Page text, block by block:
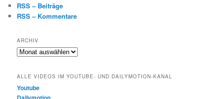
RSS – Beiträge
RSS – Kommentare
ARCHIV
Archiv
ALLE VIDEOS IM YOUTUBE- UND DAILYMOTION-KANAL
Youtube